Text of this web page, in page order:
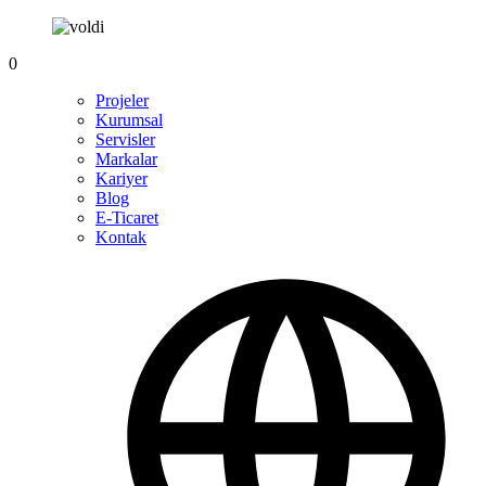
0
Projeler
Kurumsal
Servisler
Markalar
Kariyer
Blog
E-Ticaret
Kontak